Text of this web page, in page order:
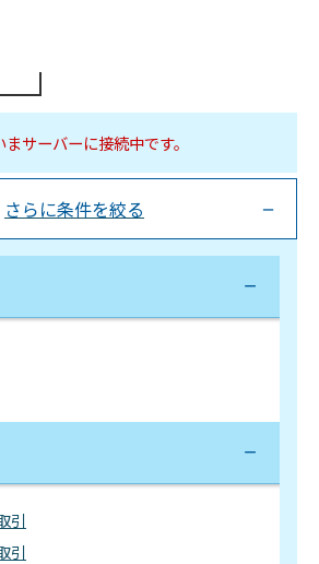
まサーバーに接続中です。
さらに条件を絞る
引
引